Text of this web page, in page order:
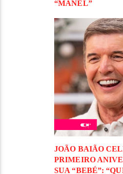
“MANEL”
JOÃO BAIÃO
PRIMEIRO
SUA “BEBÉ”: